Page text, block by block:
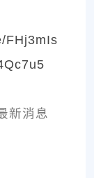
FHj3mIs
新消息